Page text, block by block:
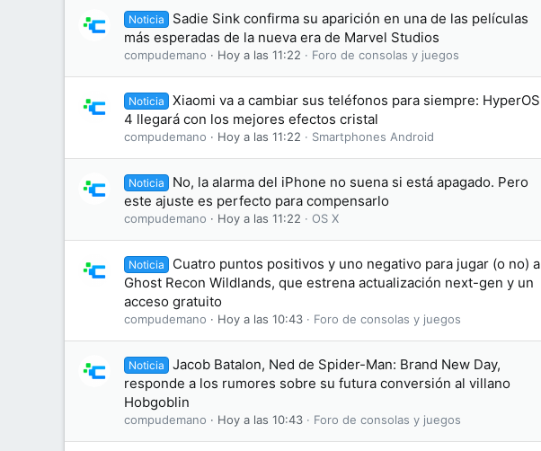
Noticia
Sadie Sink confirma su aparición en una de las películas
más esperadas de la nueva era de Marvel Studios
compudemano Hoy a las 11:22 Foro de consolas y juegos
Noticia
Xiaomi va a cambiar sus teléfonos para siempre: HyperOS
4 llegará con los mejores efectos cristal
compudemano Hoy a las 11:22 Smartphones Android
Noticia
No, la alarma del iPhone no suena si está apagado. Pero
este ajuste es perfecto para compensarlo
compudemano Hoy a las 11:22 OS X
Noticia
Cuatro puntos positivos y uno negativo para jugar (o no) a
Ghost Recon Wildlands, que estrena actualización next-gen y un
acceso gratuito
compudemano Hoy a las 10:43 Foro de consolas y juegos
Noticia
Jacob Batalon, Ned de Spider-Man: Brand New Day,
responde a los rumores sobre su futura conversión al villano
Hobgoblin
compudemano Hoy a las 10:43 Foro de consolas y juegos